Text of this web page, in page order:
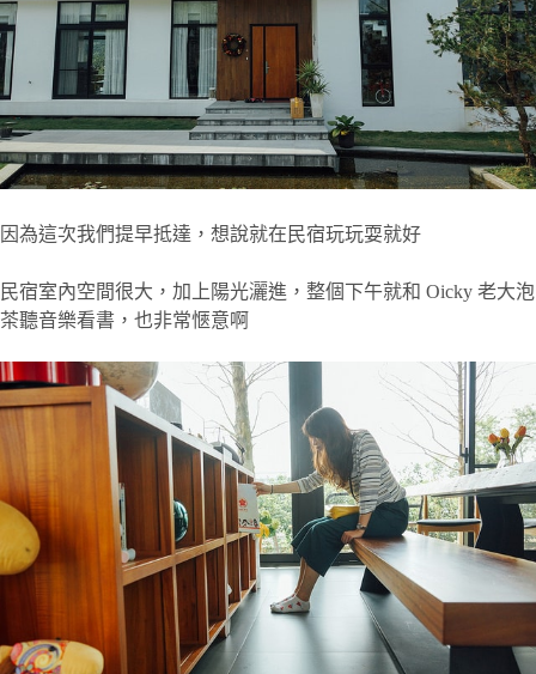
因為這次我們提早抵達，想說就在民宿玩玩耍就好
民宿室內空間很大，加上陽光灑進，整個下午就和 Oicky 老大泡
茶聽音樂看書，也非常愜意啊